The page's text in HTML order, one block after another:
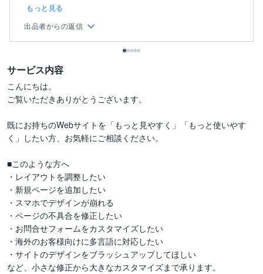
もっと見る
出品者からの返信
サービス内容
こんにちは。
ご覧いただきありがとうございます。
既にお持ちのWebサイトを「もっと見やすく」「もっと使いやす
く」したい方、お気軽にご相談ください。
■このような方へ
・レイアウトを調整したい
・新規ページを追加したい
・スマホでデザインが崩れる
・ページの不具合を修正したい
・お問合せフォームをカスタマイズしたい
・海外のお客様向けに多言語に対応したい
・サイトのデザインをブラッシュアップしてほしい
など、小さな修正から大きなカスタマイズまで承ります。